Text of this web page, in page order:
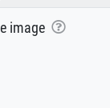
image